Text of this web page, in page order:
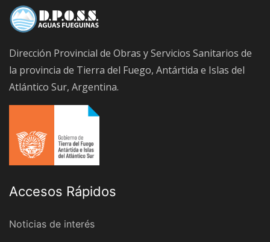
Dirección Provincial de Obras y Servicios Sanitarios de
la provincia de Tierra del Fuego, Antártida e Islas del
Atlántico Sur, Argentina.
Accesos Rápidos
Noticias de interés